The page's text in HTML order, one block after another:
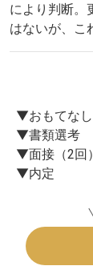
により判断。
はないが、こ
▼おもてなし
▼書類選考
▼面接（2回）
▼内定